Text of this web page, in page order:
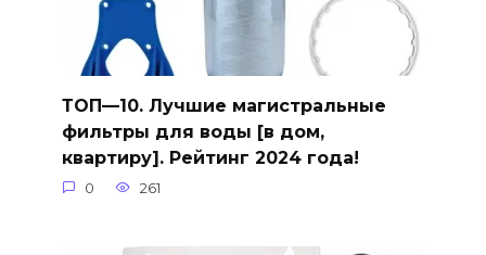
ТОП—10. Лучшие магистральные
фильтры для воды [в дом,
квартиру]. Рейтинг 2024 года!
0 261